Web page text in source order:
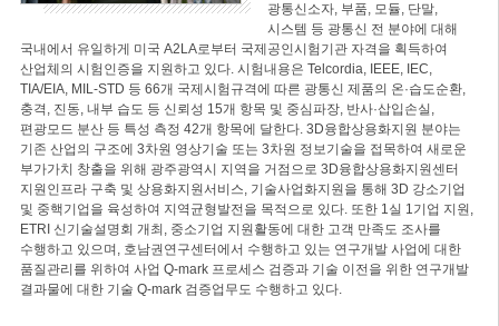
광통신소자, 부품, 모듈, 단말,
시스템 등 광통신 전 분야에 대해
국내에서 유일하게 미국 A2LA로부터 국제공인시험기관 자격을 획득하여
산업체의 시험인증을 지원하고 있다. 시험내용은 Telcordia, IEEE, IEC,
TIA/EIA, MIL-STD 등 66개 국제시험규격에 따른 광통신 제품의 온·습도순환,
충격, 진동, 내부 습도 등 신뢰성 15개 항목 및 중심파장, 반사·삽입손실,
편광모드 분산 등 특성 측정 42개 항목에 달한다. 3D융합상용화지원 분야는
기존 산업의 구조에 3차원 영상기술 또는 3차원 정보기술을 접목하여 새로운
부가가치 창출을 위해 광주광역시 지역을 거점으로 3D융합상용화지원센터
지원인프라 구축 및 상용화지원서비스, 기술사업화지원을 통해 3D 강소기업
및 중핵기업을 육성하여 지역균형발전을 목적으로 있다. 또한 1실 1기업 지원,
ETRI 신기술설명회 개최, 중소기업 지원활동에 대한 고객 만족도 조사를
수행하고 있으며, 호남권연구센터에서 수행하고 있는 연구개발 사업에 대한
품질관리를 위하여 사업 Q-mark 프로세스 검증과 기술 이전을 위한 연구개발
결과물에 대한 기술 Q-mark 검증업무도 수행하고 있다.